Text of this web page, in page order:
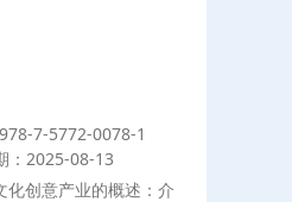
7-5772-0078-1
：2025-08-13
化创意产业的概述：介